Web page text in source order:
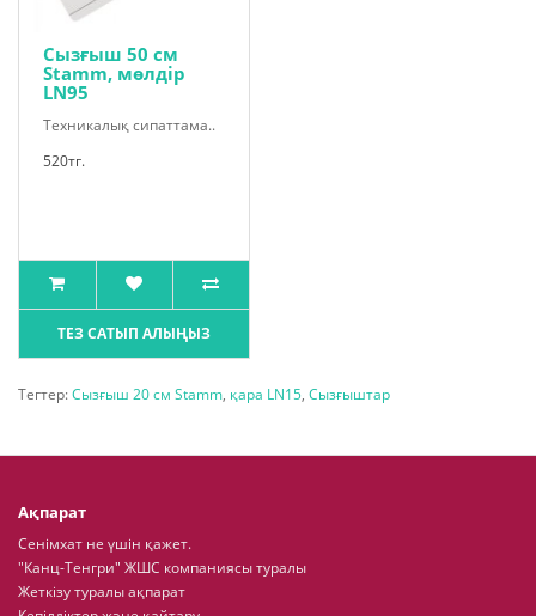
Сызғыш 50 см
Stamm, мөлдір
LN95
Техникалық сипаттама..
520тг.
ТЕЗ САТЫП АЛЫҢЫЗ
Тегтер:Сызғыш 20 см Stamm, қара LN15, Сызғыштар
Ақпарат
Сенімхат не үшін қажет.
"Канц-Тенгри" ЖШС компаниясы туралы
Жеткізу туралы ақпарат